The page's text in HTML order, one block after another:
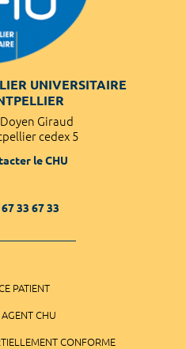
UNIVERSITAIRE
Giraud
cedex 5
le CHU
33 67 33
PATIENT
AGENT CHU
CONFORME